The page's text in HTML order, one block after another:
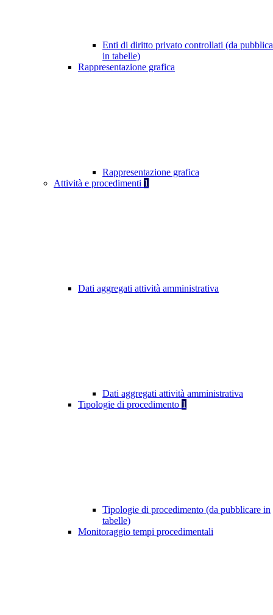
Enti di diritto privato controllati (da
in tabelle)
Rappresentazione grafica
Rappresentazione grafica
Attività e procedimenti 1
Dati aggregati attività amministrativa
Dati aggregati attività amministrativa
Tipologie di procedimento 1
Tipologie di procedimento (da pubblicare in
tabelle)
Monitoraggio tempi procedimentali